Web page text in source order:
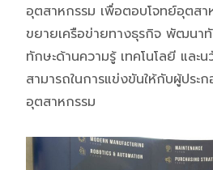
อุตสาหกรรม เพื่อตอบโจทย์อุตส
ขยายเครือข่ายทางธุรกิจ พัฒนา
ทักษะด้านความรู้ เทคโนโลยี และ
สามารถในการแข่งขันให้กับผู้ประ
อุตสาหกรรม